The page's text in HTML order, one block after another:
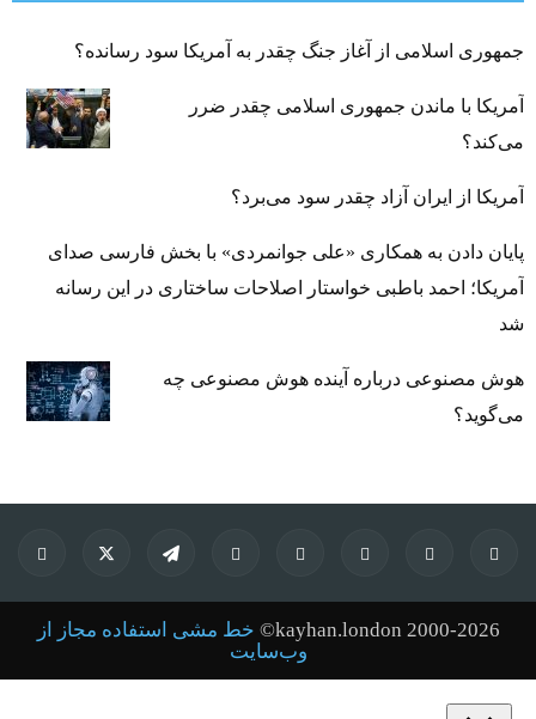
جمهوری اسلامی از آغاز جنگ چقدر به آمریکا سود رسانده؟
آمریکا با ماندن جمهوری اسلامی چقدر ضرر
می‌کند؟
آمریکا از ایران آزاد چقدر سود می‌برد؟
پایان دادن به همکاری «علی جوانمردی» با بخش فارسی صدای
آمریکا؛ احمد باطبی خواستار اصلاحات ساختاری در این رسانه
شد
هوش مصنوعی درباره آینده هوش مصنوعی چه
می‌گوید؟
kayhan.london 2000-2026©
خط مشی استفاده مجاز از
وب‌سایت